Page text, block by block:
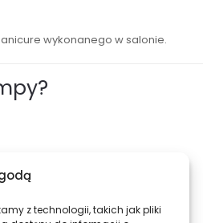
z technologii, takich jak pliki
wykonanego w salonie.